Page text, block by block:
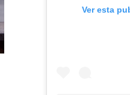
Ver esta